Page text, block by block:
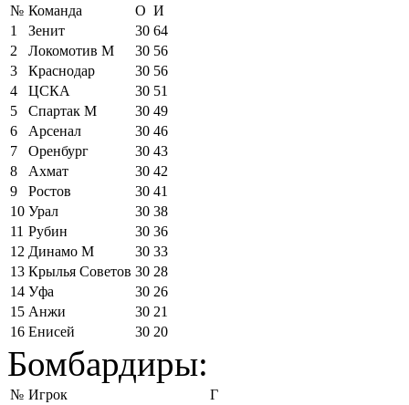
№ Команда О И
1
Зенит 30 64
2
Локомотив М 30 56
3
Краснодар 30 56
4
ЦСКА 30 51
5
Спартак М 30 49
6
Арсенал 30 46
7
Оренбург 30 43
8
Ахмат 30 42
9
Ростов 30 41
10 Урал 30 38
11 Рубин 30 36
12 Динамо М 30 33
13 Крылья Советов 30 28
14 Уфа 30 26
15 Анжи 30 21
16 Енисей 30 20
Бомбардиры:
№ Игрок
Г